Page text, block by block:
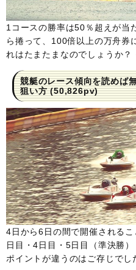
1コースの勝率は50％超えが当
ら捲って、100倍以上の万舟券
れはたまたまなのでしょうか？
競艇のレース傾向を読めば
狙い方(50,826pv)
4日から6日の間で開催される
日目・4日目・5日目（準決勝
ポイントが違うのはご存じでし